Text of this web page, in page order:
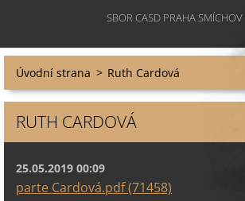
SBOR CASD PRAHA SMÍCHOV
Úvodní strana > Ruth Cardová
RUTH CARDOVÁ
25.05.2019 00:09
parte Cardová.pdf (71458)